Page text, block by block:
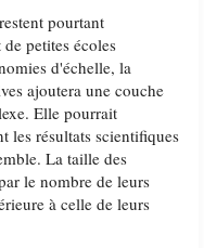
pourtant
petites écoles
d'échelle, la
ajoutera une couche
Elle pourrait
les résultats scientifiques
La taille des
le nombre de leurs
à celle de leurs